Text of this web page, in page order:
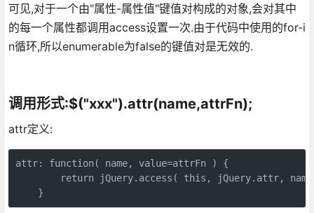
可见,对于一个由"属性-属性值"键值对构成的对象,会对其中
的每一个属性都调用access设置一次.由于代码中使用的for-i
n循环,所以enumerable为false的键值对是无效的.
调用形式:$("xxx").attr(name,attrFn);
attr定义:
attr: function( name, value=attrFn ) {
return jQuery.access( this, jQuery.attr,
    }